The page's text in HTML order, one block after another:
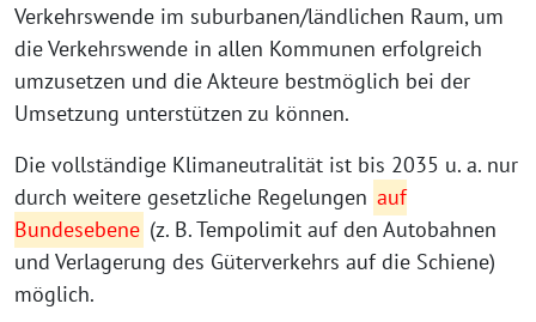
Verkehrswende im suburbanen/ländlichen Raum, um
die Verkehrswende in allen Kommunen erfolgreich
umzusetzen und die Akteure bestmöglich bei der
Umsetzung unterstützen zu können.
Die vollständige Klimaneutralität ist bis 2035 u. a. nur
durch weitere gesetzliche Regelungen auf
Bundesebene (z. B. Tempolimit auf den Autobahnen
und Verlagerung des Güterverkehrs auf die Schiene)
möglich.